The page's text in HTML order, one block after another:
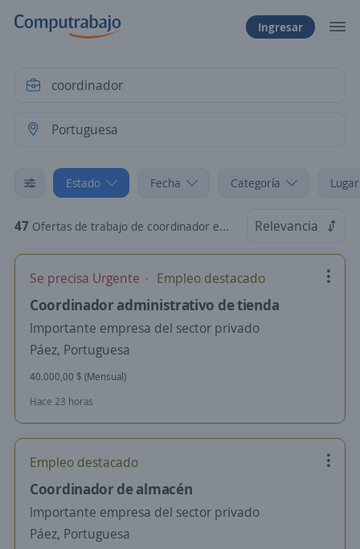
Ingresar
Estado Fecha Categoría
47 Ofertas de trabajo de coordinador en Portuguesa Relevancia
Se precisa Urgente Empleo destacado
Coordinador administrativo de tienda
Importante empresa del sector privado
Páez, Portuguesa
40.000,00 $ (Mensual)
Hace 23 horas
Empleo destacado
Coordinador de almacén
Importante empresa del sector privado
Páez, Portuguesa